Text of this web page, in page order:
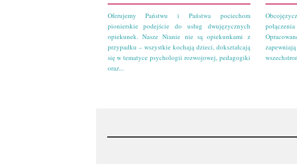
Oferujemy Państwu i Państwa pociechom
pionierskie podejście do usług dwujęzycznych
opiekunek. Nasze Nianie nie są opiekunkami z
przypadku – wszystkie kochają dzieci, dokształcają
się w tematyce psychologii rozwojowej, pedagogiki
oraz...